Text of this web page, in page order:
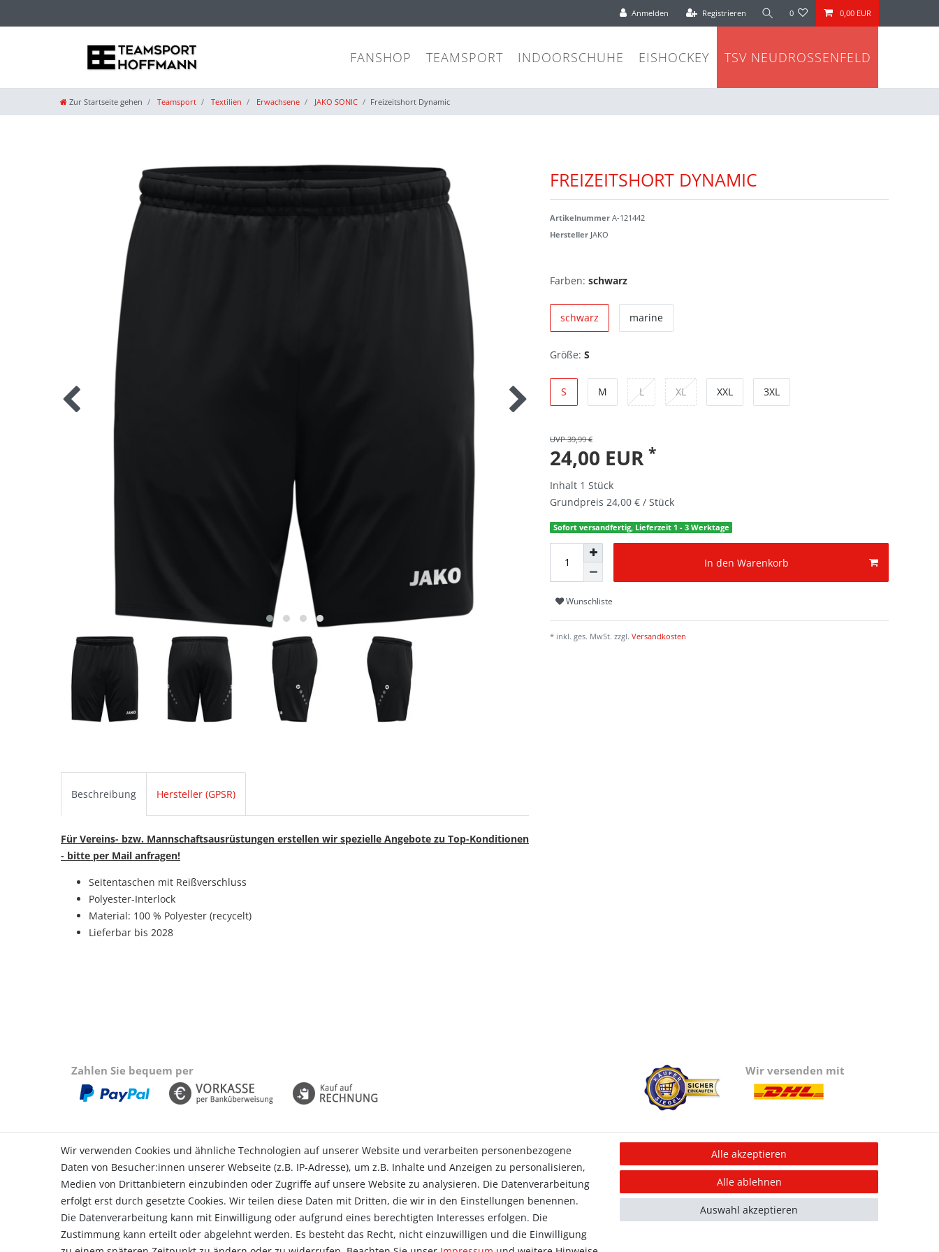
Anmelden Registrieren 0 0,00 EUR
FANSHOP TEAMSPORT INDOORSCHUHE EISHOCKEY TSV NEUDROSSENFELD
Zur Startseite gehen Teamsport Textilien Erwachsene JAKO SONIC Freizeitshort Dynamic
FREIZEITSHORT DYNAMIC
Artikelnummer A-121442
Hersteller JAKO
Farben: schwarz
schwarz marine
Größe: S
S M L XL XXL 3XL
UVP 39,99 €
24,00 EUR *
Inhalt 1 Stück
Grundpreis 24,00 € / Stück
Sofort versandfertig, Lieferzeit 1 - 3 Werktage
In den Warenkorb
Wunschliste
* inkl. ges. MwSt. zzgl. Versandkosten
Beschreibung Hersteller (GPSR)
Für Vereins- bzw. Mannschaftsausrüstungen erstellen wir spezielle Angebote zu Top-Konditionen
- bitte per Mail anfragen!
Seitentaschen mit Reißverschluss
Polyester-Interlock
Material: 100 % Polyester (recycelt)
Lieferbar bis 2028
Zahlen Sie bequem per Wir versenden mit
Einkaufen
Zahlungsarten
Versandarten & -kosten
Widerrufsrecht
Vertrag widerrufen
Konto
Login
Registrieren
Warenkorb
Zur Kasse
Allgemein
Kontakt
Datenschutzerklärung
AGB
Impressum
Information
Informationen für Vereine
Informationen zur Beflockung
Newsletter-Anmeldung
Wir verwenden Cookies und ähnliche Technologien auf unserer Website und verarbeiten personenbezogene
Daten von Besucher:innen unserer Webseite (z.B. IP-Adresse), um z.B. Inhalte und Anzeigen zu personalisieren,
Medien von Drittanbietern einzubinden oder Zugriffe auf unsere Website zu analysieren. Die Datenverarbeitung
erfolgt erst durch gesetzte Cookies. Wir teilen diese Daten mit Dritten, die wir in den Einstellungen benennen.
Die Datenverarbeitung kann mit Einwilligung oder aufgrund eines berechtigten Interesses erfolgen. Die
Zustimmung kann erteilt oder abgelehnt werden. Es besteht das Recht, nicht einzuwilligen und die Einwilligung
Alle akzeptieren
Alle ablehnen
Auswahl akzeptieren